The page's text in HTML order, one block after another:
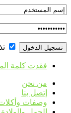
فقدت كلمة
من نحن
إتصل بنا
وصفات